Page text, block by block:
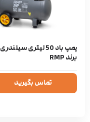
پمپ باد 50 لیتری سیلندری
برند RMP
تماس بگیرید